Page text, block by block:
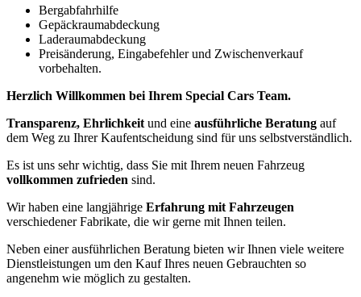
Bergabfahrhilfe
Gepäckraumabdeckung
Laderaumabdeckung
Preisänderung, Eingabefehler und Zwischenverkauf
vorbehalten.
Herzlich Willkommen bei Ihrem Special Cars Team.
Transparenz, Ehrlichkeit und eine ausführliche Beratung auf
dem Weg zu Ihrer Kaufentscheidung sind für uns selbstverständlich.
Es ist uns sehr wichtig, dass Sie mit Ihrem neuen Fahrzeug
vollkommen zufrieden sind.
Wir haben eine langjährige Erfahrung mit Fahrzeugen
verschiedener Fabrikate, die wir gerne mit Ihnen teilen.
Neben einer ausführlichen Beratung bieten wir Ihnen viele weitere
Dienstleistungen um den Kauf Ihres neuen Gebrauchten so
angenehm wie möglich zu gestalten.